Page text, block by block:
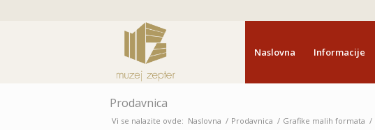
Naslovna Informacije
Prodavnica
Vi se nalazite ovde: Naslovna / Prodavnica / Grafike malih formata /